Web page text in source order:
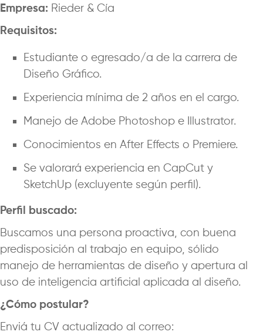
Empresa: Rieder & Cía
Requisitos:
Estudiante o egresado/a de la carrera de
Diseño Gráfico.
Experiencia mínima de 2 años en el cargo.
Manejo de Adobe Photoshop e Illustrator.
Conocimientos en After Effects o Premiere.
Se valorará experiencia en CapCut y
SketchUp (excluyente según perfil).
Perfil buscado:
Buscamos una persona proactiva, con buena
predisposición al trabajo en equipo, sólido
manejo de herramientas de diseño y apertura al
uso de inteligencia artificial aplicada al diseño.
¿Cómo postular?
Enviá tu CV actualizado al correo: